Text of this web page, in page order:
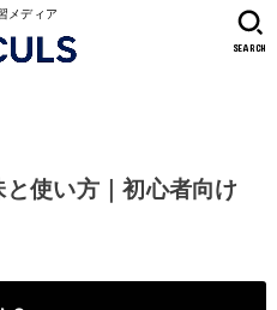
メディア
SEARCH
使い方｜初心者向け